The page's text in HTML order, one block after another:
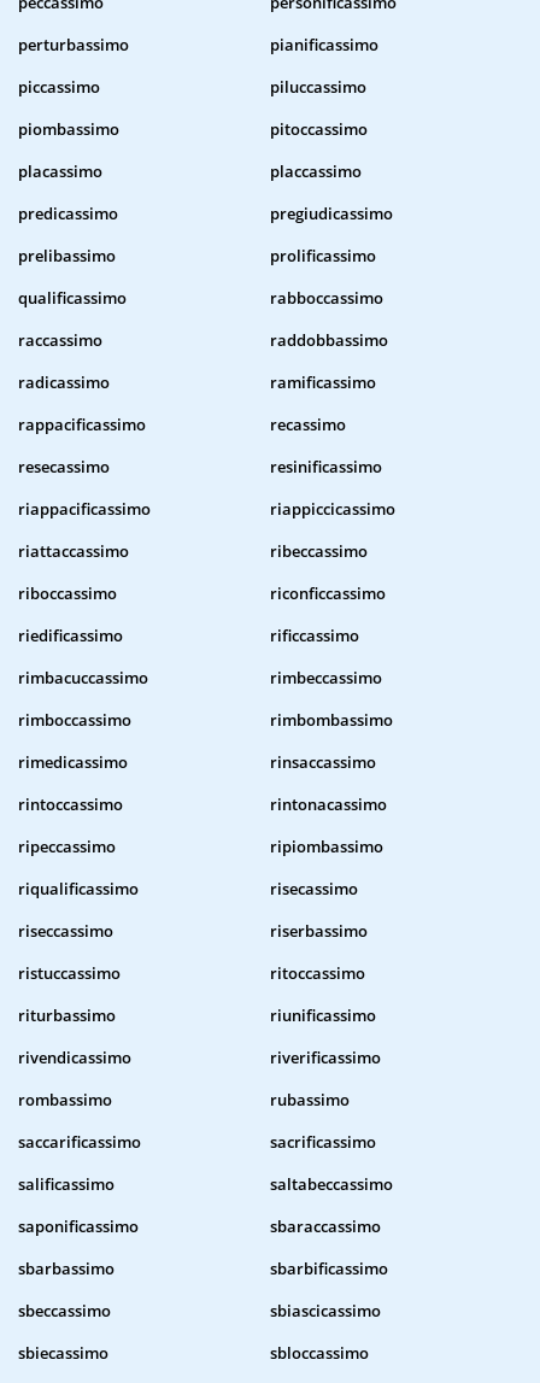
perturbassimo
pianificassimo
piccassimo
piluccassimo
piombassimo
pitoccassimo
placassimo
placcassimo
predicassimo
pregiudicassimo
prelibassimo
prolificassimo
qualificassimo
rabboccassimo
raccassimo
raddobbassimo
radicassimo
ramificassimo
rappacificassimo
recassimo
resecassimo
resinificassimo
riappacificassimo
riappiccicassimo
riattaccassimo
ribeccassimo
riboccassimo
riconficcassimo
riedificassimo
rificcassimo
rimbacuccassimo
rimbeccassimo
rimboccassimo
rimbombassimo
rimedicassimo
rinsaccassimo
rintoccassimo
rintonacassimo
ripeccassimo
ripiombassimo
riqualificassimo
risecassimo
riseccassimo
riserbassimo
ristuccassimo
ritoccassimo
riturbassimo
riunificassimo
rivendicassimo
riverificassimo
rombassimo
rubassimo
saccarificassimo
sacrificassimo
salificassimo
saltabeccassimo
saponificassimo
sbaraccassimo
sbarbassimo
sbarbificassimo
sbeccassimo
sbiascicassimo
sbiecassimo
sbloccassimo